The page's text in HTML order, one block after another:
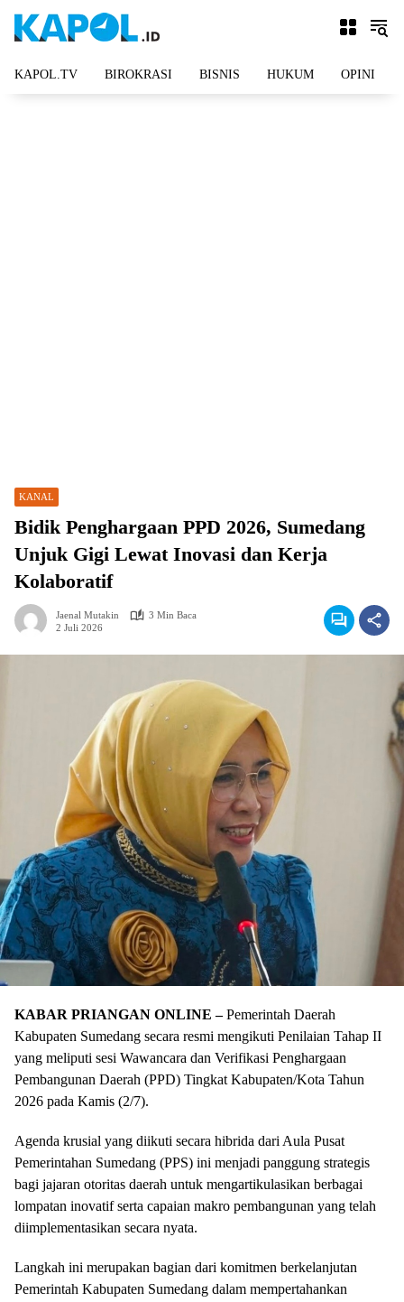
KAPOL.TV BIROKRASI BISNIS HUKUM OPINI
KANAL
Bidik Penghargaan PPD 2026, Sumedang
Unjuk Gigi Lewat Inovasi dan Kerja
Kolaboratif
Jaenal Mutakin
3 Min Baca
2 Juli 2026
KABAR PRIANGAN ONLINE –Pemerintah Daerah
Kabupaten Sumedang secara resmi mengikuti Penilaian Tahap II
yang meliputi sesi Wawancara dan Verifikasi Penghargaan
Pembangunan Daerah (PPD) Tingkat Kabupaten/Kota Tahun
2026 pada Kamis (2/7).
Agenda krusial yang diikuti secara hibrida dari Aula Pusat
Pemerintahan Sumedang (PPS) ini menjadi panggung strategis
bagi jajaran otoritas daerah untuk mengartikulasikan berbagai
lompatan inovatif serta capaian makro pembangunan yang telah
diimplementasikan secara nyata.
Langkah ini merupakan bagian dari komitmen berkelanjutan
Pemerintah Kabupaten Sumedang dalam mempertahankan